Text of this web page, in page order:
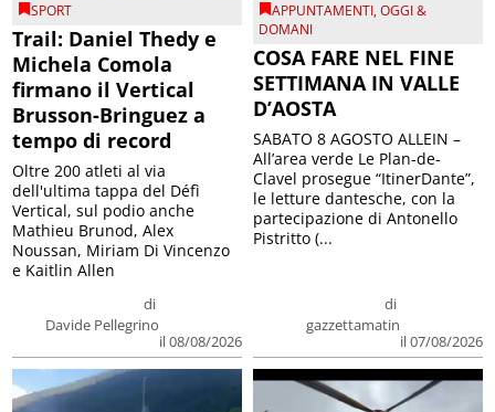
SPORT
Trail: Daniel Thedy e
Michela Comola
firmano il Vertical
Brusson-Bringuez a
tempo di record
di
Davide Pellegrino
il 08/08/2026
Oltre 200 atleti al via
dell'ultima tappa del Défì
Vertical, sul podio anche
Mathieu Brunod, Alex
Noussan, Miriam Di Vincenzo
e Kaitlin Allen
APPUNTAMENTI,OGGI &
DOMANI
COSA FARE NEL FINE
SETTIMANA IN VALLE
D’AOSTA
di
gazzettamatin
il 07/08/2026
SABATO 8 AGOSTO ALLEIN –
All’area verde Le Plan-de-
Clavel prosegue “ItinerDante”,
le letture dantesche, con la
partecipazione di Antonello
Pistritto (...